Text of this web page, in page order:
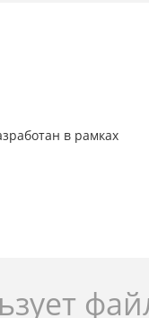
в рамках